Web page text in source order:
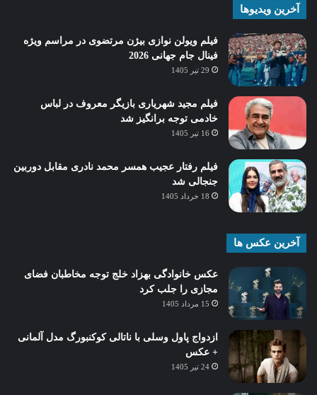
آخرین ویدیوها
فیلم ویولن نوازی بیژن مرتضوی در مراسم ویژه
فینال جام جهانی 2026
29 تیر 1405
فیلم مجید شهریاری بازیگر معروف در لباس
خادمی توجه برانگیز شد
16 تیر 1405
فیلم رفتار عجیب همسر محمد نادری مقابل دوربین
جنجالی شد
18 خرداد 1405
آخرین عکس ها
عکس خانوادگی بهزاد خلج توجه مخاطبان فضای
مجازی را جلب کرد
15 مرداد 1405
ازدواج پاول وسلی با ناتالی کوکنبورگ مدل آلمانی
+ عکس
24 تیر 1405